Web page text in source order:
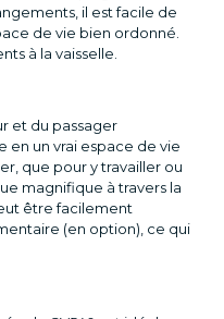
il est facile de
de vie bien ordonné.
à la vaisselle.
et du passager
un vrai espace de vie
que pour y travailler ou
magnifique à travers la
être facilement
(en option), ce qui